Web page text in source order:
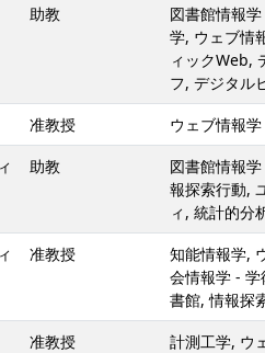
助教
図書館情報
学, ウェブ情
ィックWeb,
フ, デジタル
准教授
ウェブ情報
助教
図書館情報
報探索行動,
ィ, 統計的分
准教授
知能情報学,
会情報学 -
書館, 情報探
准教授
計測工学, ウ